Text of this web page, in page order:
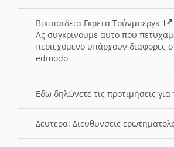
Βικιπαιδεια Γκρετα Τούνμπεργκ
Ας συγκρινουμε αυτο που
περιεχόμενο υπάρχουν διαφορες
edmodo
Εδω δηλώνετε τις προτιμήσεις για
Δευτερα: Διευθυνσεις